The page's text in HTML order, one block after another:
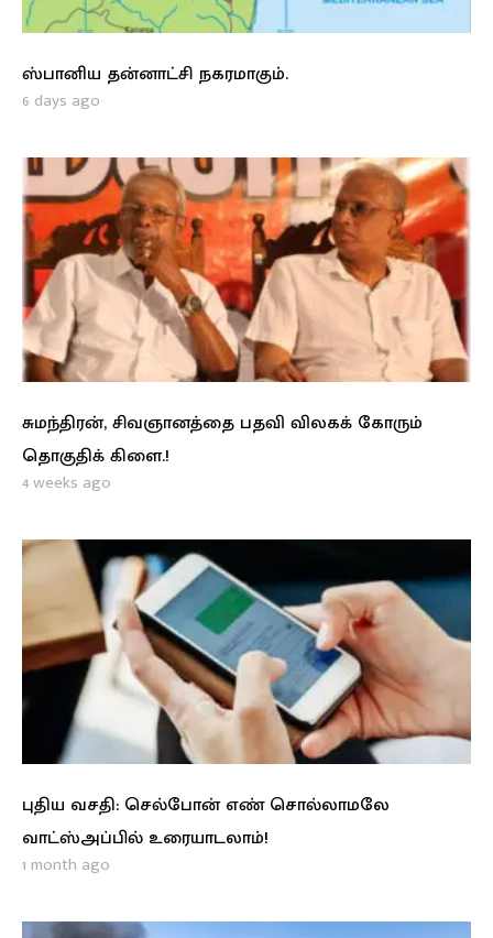
ஸ்பானிய தன்னாட்சி நகரமாகும்.
6 days ago
சுமந்திரன், சிவஞானத்தை பதவி விலகக் கோரும்
தொகுதிக் கிளை.!
4 weeks ago
புதிய வசதி: செல்போன் எண் சொல்லாமலே
வாட்ஸ்அப்பில் உரையாடலாம்!
1 month ago